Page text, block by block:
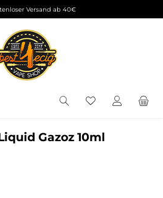
Versand ab 40€
Du hast 0
Gazoz 10ml